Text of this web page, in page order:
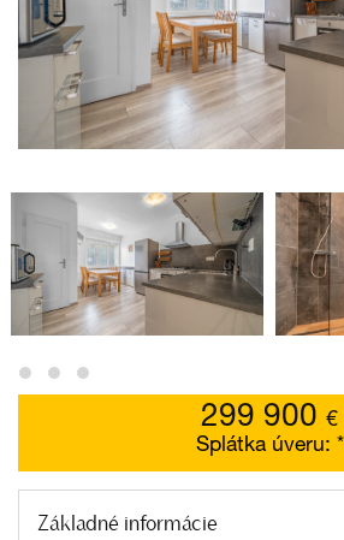
299 900 €
Splátka úveru: *
Základné informácie